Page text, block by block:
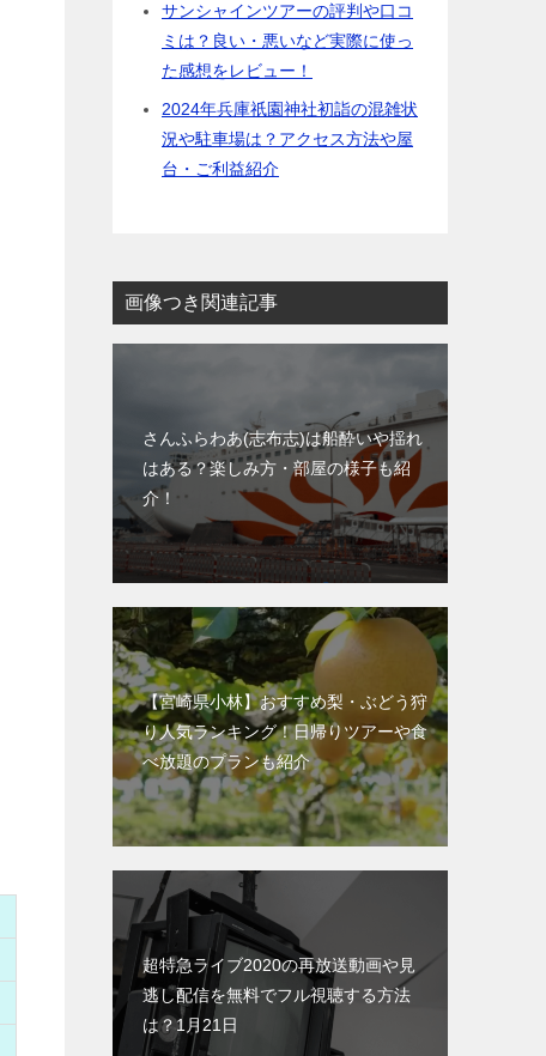
サンシャインツアーの評判や口コ
ミは？良い・悪いなど実際に使っ
た感想をレビュー！
2024年兵庫祇園神社初詣の混雑状
況や駐車場は？アクセス方法や屋
台・ご利益紹介
画像つき関連記事
さんふらわあ(志布志)は船酔いや揺れ
はある？楽しみ方・部屋の様子も紹
介！
【宮崎県小林】おすすめ梨・ぶどう狩
り人気ランキング！日帰りツアーや食
べ放題のプランも紹介
超特急ライブ2020の再放送動画や見
逃し配信を無料でフル視聴する方法
は？1月21日